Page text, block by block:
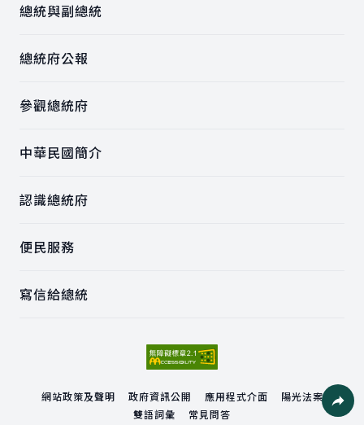
總統與副總統
總統府公報
參觀總統府
中華民國簡介
認識總統府
便民服務
寫信給總統
網站政策及聲明 政府資訊公開 應用程式介面
陽光法案
雙語詞彙
常見問答